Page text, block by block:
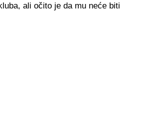
ali očito je da mu neće biti